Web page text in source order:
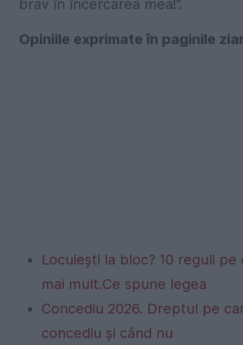
brav în încercarea mea!”.
Opiniile exprimate în paginile
Locuiești la bloc? 10 reguli
mai mult.Ce spune legea
Concediu 2026. Dreptul pe
concediu și când nu